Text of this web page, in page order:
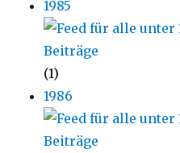
1985
(1)
1986